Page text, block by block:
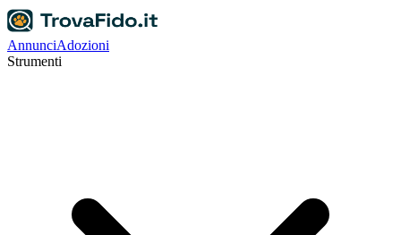
AnnunciAdozioni
Strumenti